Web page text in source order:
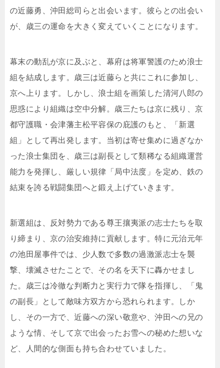
の近藤勇、沖田総司らと出会います。彼らとの出会い
が、歳三の運命を大きく変えていくことになります。
幕末の動乱が京に及ぶと、幕府は将軍警護のため浪士
組を結成します。歳三は近藤らと共にこれに参加し、
京へ上ります。しかし、浪士組を画策した清河八郎の
思惑により組織は空中分解。歳三たちは京に残り、京
都守護職・会津藩主松平容保の庇護のもと、「新選
組」として再出発します。当初は寄せ集めに過ぎなか
った浪士集団を、歳三は副長として類稀なる組織運営
能力を発揮し、厳しい規律「局中法度」を定め、鉄の
結束を誇る戦闘集団へと鍛え上げていきます。
新選組は、反対勢力である尊王攘夷派の志士たちを取
り締まり、京の治安維持に貢献します。特に元治元年
の池田屋事件では、少人数で多数の過激派志士を襲
撃、壊滅させたことで、その名を天下に轟かせまし
た。歳三は冷徹な判断力と実行力で隊を指揮し、「鬼
の副長」として敵味方双方から恐れられます。しか
し、その一方で、近藤への深い敬意や、沖田への兄の
ような情、そして京で出会ったお雪への秘めた想いな
ど、人間的な側面も持ち合わせていました。